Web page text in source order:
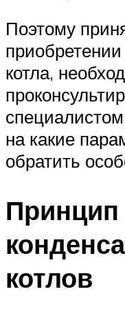
Поэтому
котла,
на какие
обратить
котлов